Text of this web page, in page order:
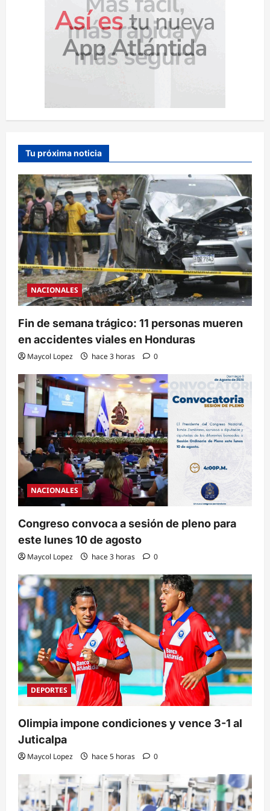
Tu próxima noticia
NACIONALES
Fin de semana trágico: 11 personas mueren
en accidentes viales en Honduras
Maycol Lopez hace 3 horas 0
NACIONALES
Congreso convoca a sesión de pleno para
este lunes 10 de agosto
Maycol Lopez hace 3 horas 0
DEPORTES
Olimpia impone condiciones y vence 3-1 al
Juticalpa
Maycol Lopez hace 5 horas 0